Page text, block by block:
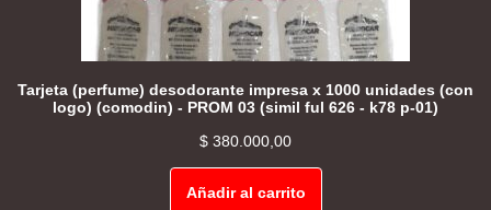
Tarjeta (perfume) desodorante impresa x 1000 unidades (con
logo) (comodin) - PROM 03 (simil ful 626 - k78 p-01)
$ 380.000,00
Añadir al carrito